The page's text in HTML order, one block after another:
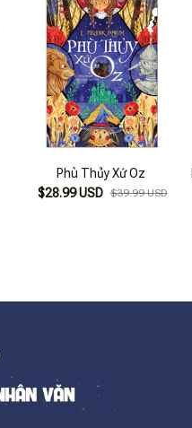
Phù Thủy Xứ Oz
$28.99 USD $39.99 USD